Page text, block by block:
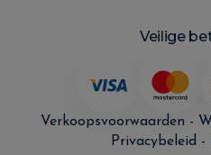
Veilige
Verkoopsvoorwaarden -
Privacybeleid -